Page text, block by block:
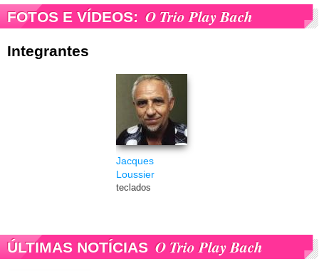
FOTOS E VÍDEOS: O Trio Play Bach
Integrantes
Jacques
Loussier
teclados
ÚLTIMAS NOTÍCIAS O Trio Play Bach